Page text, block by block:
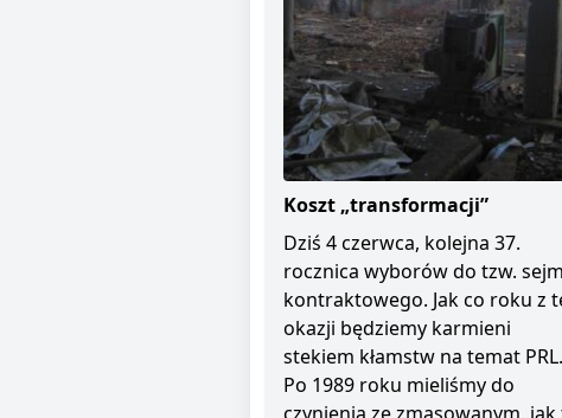
Koszt „transformacji”
Dziś 4 czerwca, kolejna 37.
rocznica wyborów do tzw.
kontraktowego. Jak co roku z
okazji będziemy karmieni
stekiem kłamstw na temat PRL.
Po 1989 roku mieliśmy do